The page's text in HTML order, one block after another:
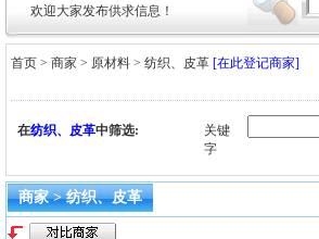
欢迎大家发布供求信息！
首页 >商家 > 原材料>纺织、皮革 [在此登记商家]
在纺织、皮革中筛选:
关键
字
商家 > 纺织、皮革